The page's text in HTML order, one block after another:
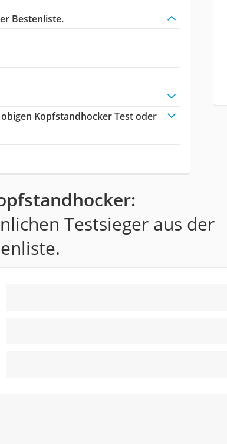
Bestenliste.
Kopfstandhocker Test oder
Testsieger aus der